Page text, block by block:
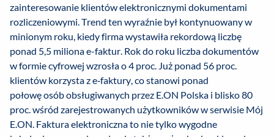
zainteresowanie klientów elektronicznymi dokumentami
rozliczeniowymi. Trend ten wyraźnie był kontynuowany w
minionym roku, kiedy firma wystawiła rekordową liczbę
ponad 5,5 miliona e-faktur. Rok do roku liczba dokumentów
w formie cyfrowej wzrosła o 4 proc. Już ponad 56 proc.
klientów korzysta z e‑faktury, co stanowi ponad
połowę osób obsługiwanych przez E.ON Polska i blisko 80
proc. wśród zarejestrowanych użytkowników w serwisie Mój
E.ON. Faktura elektroniczna to nie tylko wygodne